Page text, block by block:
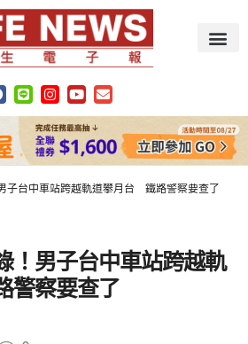
子台中車站跨越軌道攀月台 鐵路警察要查了
！男子台中車站跨越軌
察要查了